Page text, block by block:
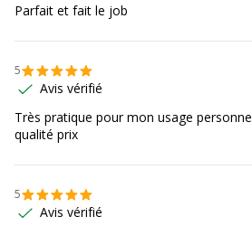
Parfait et fait le job
5
Avis vérifié
Très pratique pour mon usage
qualité prix
5
Avis vérifié